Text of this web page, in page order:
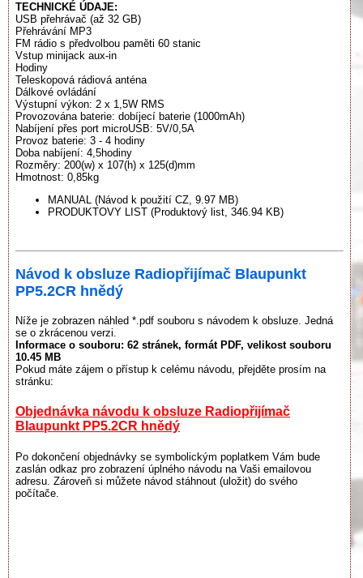
TECHNICKÉ ÚDAJE:
USB přehrávač (až 32 GB)
Přehrávání MP3
FM rádio s předvolbou paměti 60 stanic
Vstup minijack aux-in
Hodiny
Teleskopová rádiová anténa
Dálkové ovládání
Výstupní výkon: 2 x 1,5W RMS
Provozována baterie: dobíjecí baterie (1000mAh)
Nabíjení přes port microUSB: 5V/0,5A
Provoz baterie: 3 - 4 hodiny
Doba nabíjení: 4,5hodiny
Rozměry: 200(w) x 107(h) x 125(d)mm
Hmotnost: 0,85kg
MANUAL (Návod k použití CZ, 9.97 MB)
PRODUKTOVY LIST (Produktový list, 346.94 KB)
Návod k obsluze Radiopřijímač Blaupunkt
PP5.2CR hnědý
Níže je zobrazen náhled *.pdf souboru s návodem k obsluze. Jedná
se o zkrácenou verzi.
Informace o souboru: 62 stránek, formát PDF, velikost souboru
10.45 MB
Pokud máte zájem o přístup k celému návodu, přejděte prosím na
stránku:
Objednávka návodu k obsluze Radiopřijímač
Blaupunkt PP5.2CR hnědý
Po dokončení objednávky se symbolickým poplatkem Vám bude
zaslán odkaz pro zobrazení úplného návodu na Vaši emailovou
adresu. Zároveň si můžete návod stáhnout (uložit) do svého
počítače.